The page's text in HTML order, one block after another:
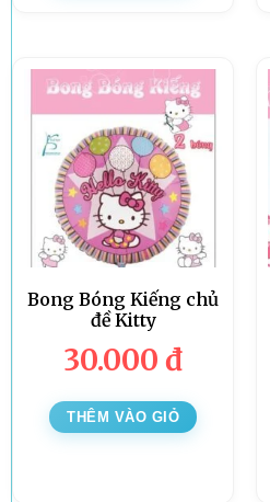
Bong Bóng Kiếng chủ
đề Kitty
30.000 đ
THÊM VÀO GIỎ